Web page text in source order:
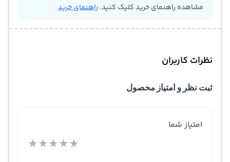
مشاهده راهنمای خرید کلیک کنید. راهنمای خرید
نظرات کاربران
ثبت نظر و امتیاز محصول
امتیاز شما
★★★★★